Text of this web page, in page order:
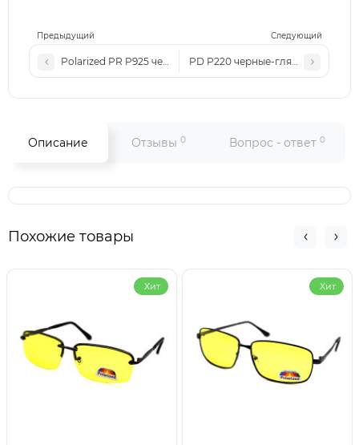
Предыдущий Следующий
Polarized PR P925 черные-глянцевыеPD P220 черные-глянцевые
Описание Отзывы 0 Вопрос - ответ 0
Похожие товары
Хит Хит